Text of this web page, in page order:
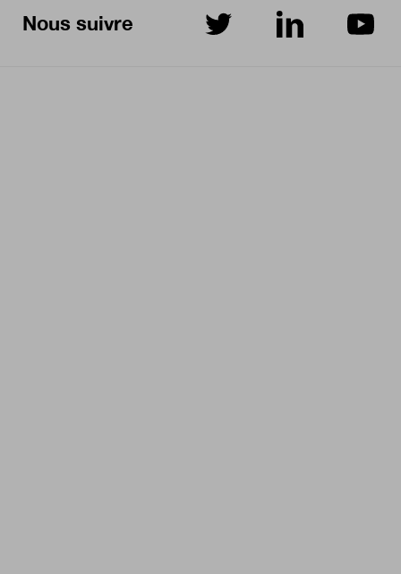
Nous suivre sur Twitter sur LinkedInsur